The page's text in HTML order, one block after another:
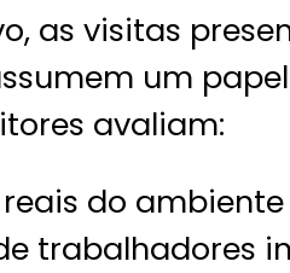
as visitas
um
avaliam:
do
trabalhadores